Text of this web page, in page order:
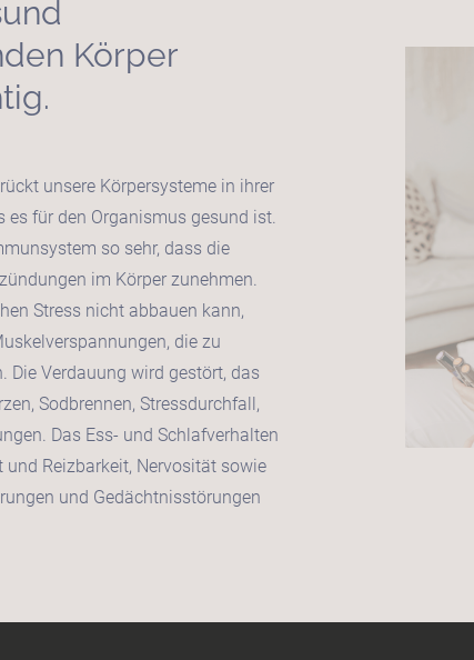
Körper
unsere Körpersysteme in ihrer
es für den Organismus gesund ist.
so sehr, dass die
im Körper zunehmen.
Stress nicht abbauen kann,
die zu
Die Verdauung wird gestört, das
Sodbrennen, Stressdurchfall,
Das Ess- und Schlafverhalten
Reizbarkeit, Nervosität sowie
und Gedächtnisstörungen